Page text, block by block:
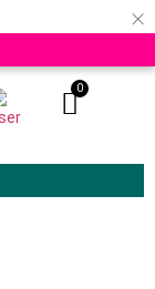
×
0